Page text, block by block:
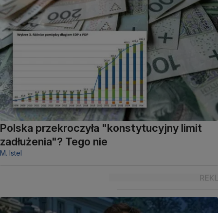
Polska przekroczyła "konstytucyjny limit
zadłużenia"? Tego nie
M. Istel